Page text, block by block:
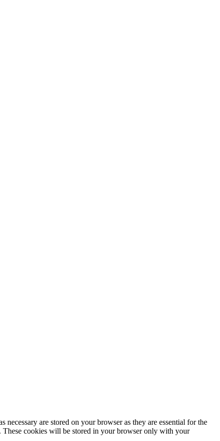
are stored on your browser as they are essential for the
These cookies will be stored in your browser only with your